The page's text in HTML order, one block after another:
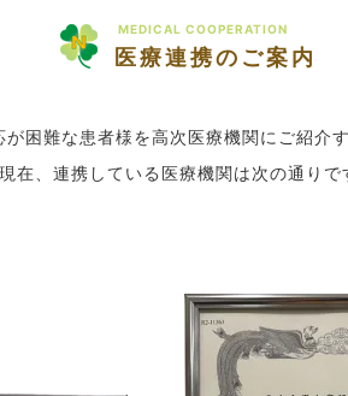
MEDICAL COOPERATION
医療連携のご案内
困難な患者様を高次医療機関にご紹介
現在、連携している医療機関は次の通りで